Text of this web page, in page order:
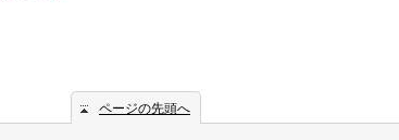
ページの先頭へ